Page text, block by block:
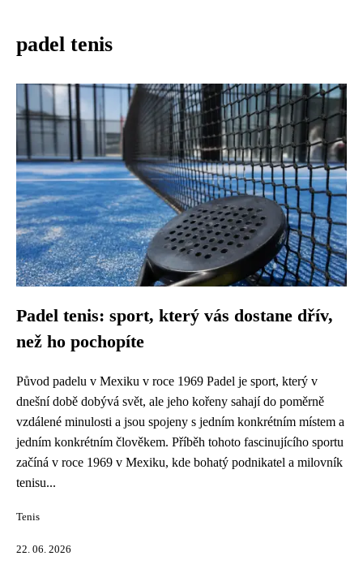
padel tenis
Padel tenis: sport, který vás dostane dřív,
než ho pochopíte
Původ padelu v Mexiku v roce 1969 Padel je sport, který v
dnešní době dobývá svět, ale jeho kořeny sahají do poměrně
vzdálené minulosti a jsou spojeny s jedním konkrétním místem a
jedním konkrétním člověkem. Příběh tohoto fascinujícího sportu
začíná v roce 1969 v Mexiku, kde bohatý podnikatel a milovník
tenisu...
Tenis
22. 06. 2026